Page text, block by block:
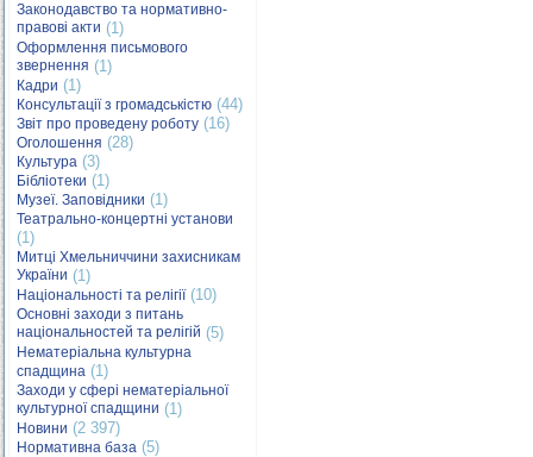
Законодавство та нормативно-
правові акти (1)
Оформлення письмового
звернення (1)
Кадри (1)
Консультації з громадськістю (44)
Звіт про проведену роботу (16)
Оголошення (28)
Культура (3)
Бібліотеки (1)
Музеї. Заповідники (1)
Театрально-концертні установи
(1)
Митці Хмельниччини захисникам
України (1)
Національності та релігії(10)
Основні заходи з питань
національностей та релігій (5)
Нематеріальна культурна
спадщина (1)
Заходи у сфері нематеріальної
культурної спадщини (1)
Новини (2 397)
Нормативна база (5)